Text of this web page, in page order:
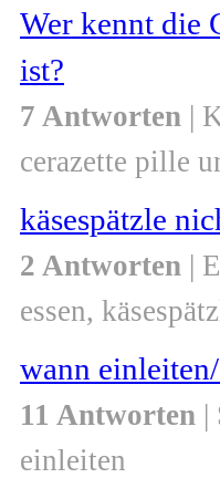
Wer kennt die
ist?
7 Antworten |
cerazette pille
käsespätzle
2 Antworten |
essen,
wann
11 Antworten |
einleiten